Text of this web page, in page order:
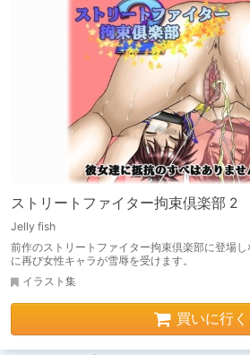
ストリートファイター拘束倶楽部 2
Jelly fish
前作のストリートファイター拘束倶楽部に登場
に再び女性キャラが雪辱を受けます。
イラスト集
買いに行く